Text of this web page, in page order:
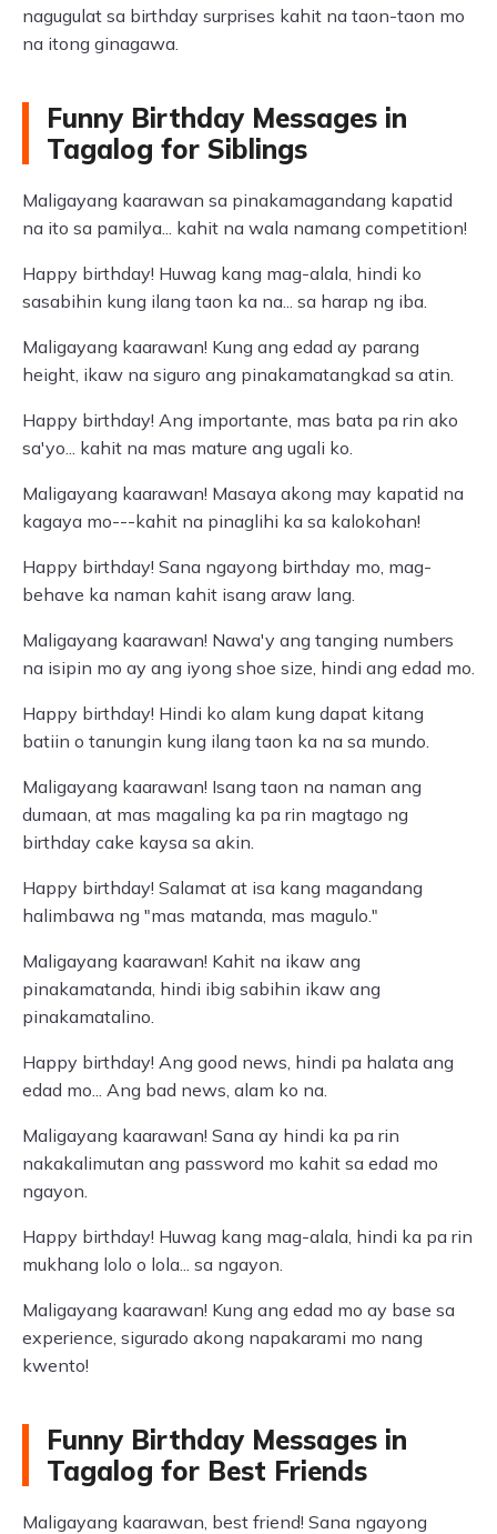
nagugulat sa birthday surprises kahit na taon-taon mo
na itong ginagawa.
Funny Birthday Messages in
Tagalog for Siblings
Maligayang kaarawan sa pinakamagandang kapatid
na ito sa pamilya... kahit na wala namang competition!
Happy birthday! Huwag kang mag-alala, hindi ko
sasabihin kung ilang taon ka na... sa harap ng iba.
Maligayang kaarawan! Kung ang edad ay parang
height, ikaw na siguro ang pinakamatangkad sa atin.
Happy birthday! Ang importante, mas bata pa rin ako
sa'yo... kahit na mas mature ang ugali ko.
Maligayang kaarawan! Masaya akong may kapatid na
kagaya mo---kahit na pinaglihi ka sa kalokohan!
Happy birthday! Sana ngayong birthday mo, mag-
behave ka naman kahit isang araw lang.
Maligayang kaarawan! Nawa'y ang tanging numbers
na isipin mo ay ang iyong shoe size, hindi ang edad mo.
Happy birthday! Hindi ko alam kung dapat kitang
batiin o tanungin kung ilang taon ka na sa mundo.
Maligayang kaarawan! Isang taon na naman ang
dumaan, at mas magaling ka pa rin magtago ng
birthday cake kaysa sa akin.
Happy birthday! Salamat at isa kang magandang
halimbawa ng "mas matanda, mas magulo."
Maligayang kaarawan! Kahit na ikaw ang
pinakamatanda, hindi ibig sabihin ikaw ang
pinakamatalino.
Happy birthday! Ang good news, hindi pa halata ang
edad mo... Ang bad news, alam ko na.
Maligayang kaarawan! Sana ay hindi ka pa rin
nakakalimutan ang password mo kahit sa edad mo
ngayon.
Happy birthday! Huwag kang mag-alala, hindi ka pa rin
mukhang lolo o lola... sa ngayon.
Maligayang kaarawan! Kung ang edad mo ay base sa
experience, sigurado akong napakarami mo nang
kwento!
Funny Birthday Messages in
Tagalog for Best Friends
Maligayang kaarawan, best friend! Sana ngayong